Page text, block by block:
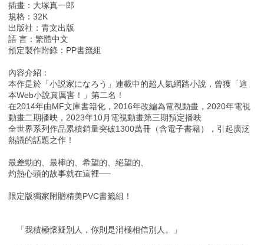
插畫：大塚真一郎
規格：32K
出版社：青文出版
語 言：繁體中文
預定製作附錄：PP書籤組
內容介紹：
本作是於「小説家になろう」連載中的超人氣網路小說，曾獲「這
本Web小說真厲害！」第二名！
在2014年由MF文庫書籍化，2016年改編為電視動畫，2020年電視
動畫二期播映，2023年10月電視動畫第三期預定播映
全世界系列作品累積銷量突破1300萬冊（含電子書籍），引起廣泛
熱議的話題之作！
最差勁的、最棒的、希望的、絕望的、
灼熱心頭的故事就在這裡──
限定版獨家附贈精美PVC書籤組！
「我積極懷疑別人，你則是消極相信別人。」